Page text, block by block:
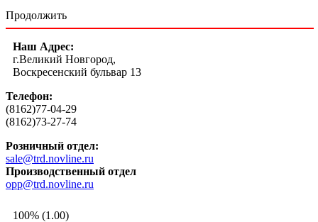
Продолжить
Наш Адрес:
г.Великий Новгород,
Воскресенский бульвар 13
Телефон:
(8162)77-04-29
(8162)73-27-74
Розничный отдел:
sale@trd.novline.ru
Производственный отдел
opp@trd.novline.ru
100% (1.00)